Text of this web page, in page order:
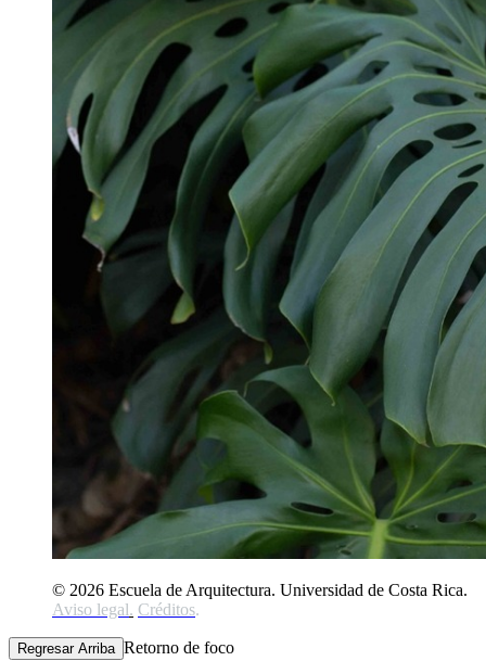
© 2026 Escuela de Arquitectura. Universidad de Costa Rica.
Aviso legal. Créditos.
Regresar Arriba Retorno de foco